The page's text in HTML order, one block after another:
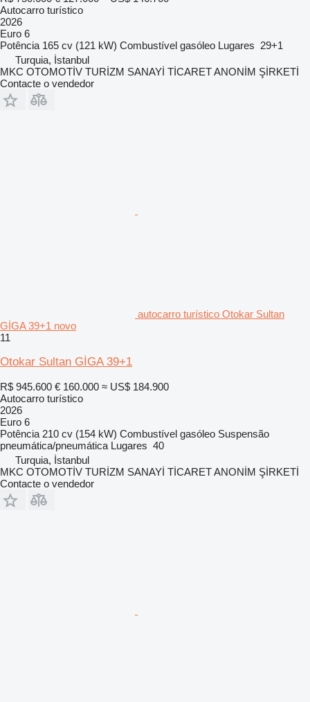
Autocarro turístico
2026
Euro 6
Potência 165 cv (121 kW) Combustível gasóleo Lugares 29+1
Turquia, İstanbul
MKC OTOMOTİV TURİZM SANAYİ TİCARET ANONİM ŞİRKETİ
Contacte o vendedor
autocarro turístico Otokar Sultan
GİGA 39+1 novo
11
Otokar Sultan GİGA 39+1
R$ 945.600 € 160.000 ≈ US$ 184.900
Autocarro turístico
2026
Euro 6
Potência 210 cv (154 kW) Combustível gasóleo Suspensão
pneumática/pneumática Lugares 40
Turquia, İstanbul
MKC OTOMOTİV TURİZM SANAYİ TİCARET ANONİM ŞİRKETİ
Contacte o vendedor